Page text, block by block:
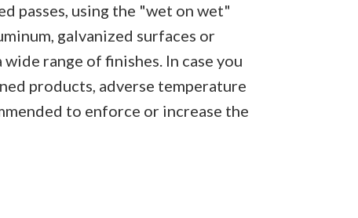
passes, using the "wet on wet"
galvanized surfaces or
range of finishes. In case you
products, adverse temperature
to enforce or increase the